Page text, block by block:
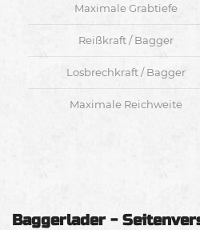
Maximale Grabtiefe
Reißkraft / Bagger
Losbrechkraft / Bagger
Maximale Reichweite
Baggerlader -